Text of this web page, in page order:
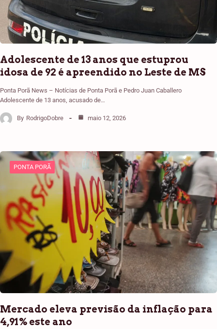
Adolescente de 13 anos que estuprou
idosa de 92 é apreendido no Leste de MS
Ponta Porã News – Notícias de Ponta Porã e Pedro Juan Caballero
Adolescente de 13 anos, acusado de…
By RodrigoDobre maio 12, 2026
PONTA PORÃ
Mercado eleva previsão da inflação para
4,91% este ano